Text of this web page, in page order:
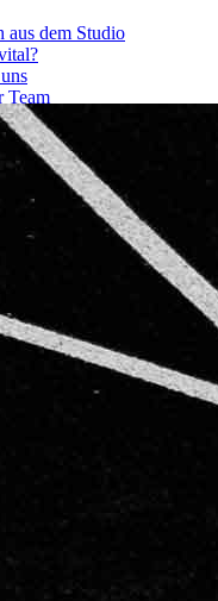
aus dem Studio
Team
Partner für starke Ergebnisse